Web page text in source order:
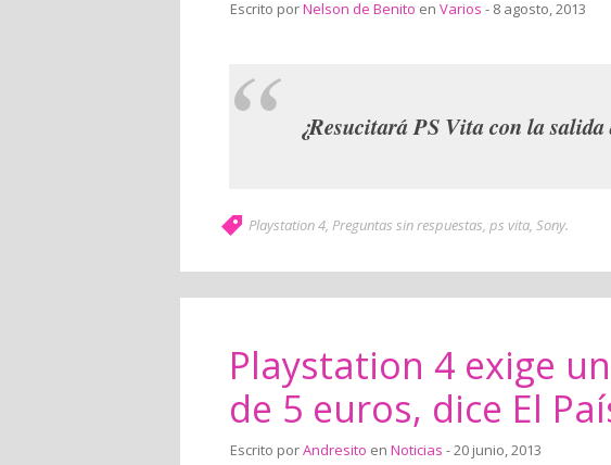
Escrito porNelson de Benito en Varios - 8 agosto, 2013
¿Resucitará PS Vita con la
Playstation 4, Preguntas sin respuestas, ps vita, Sony.
Playstation 4 exige
de 5 euros, dice El
Escrito porAndresito en Noticias - 20 junio, 2013